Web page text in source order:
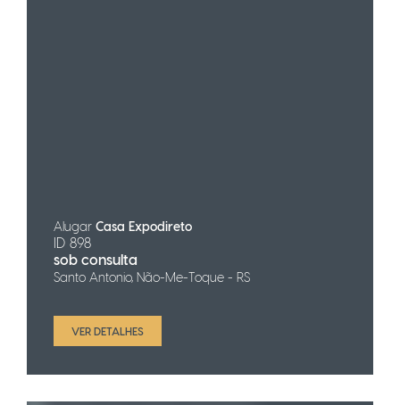
Alugar Casa Expodireto
ID 898
sob consulta
Santo Antonio, Não-Me-Toque - RS
VER DETALHES